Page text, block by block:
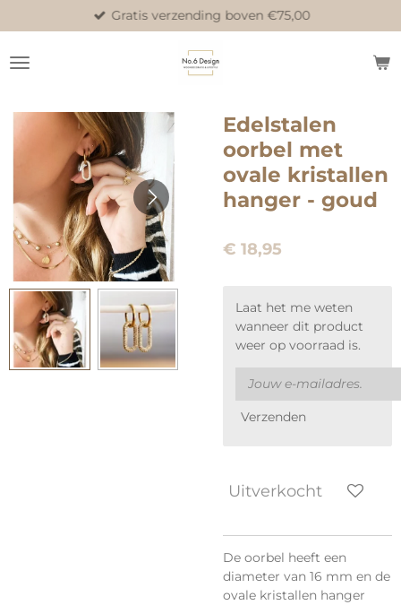
direct
naar
de
Gratis verzending boven €75,00
Edelstalen
oorbel met
ovale kristallen
hanger - goud
€ 18,95
Laat het me weten
wanneer dit product
weer op voorraad is.
Verzenden
Uitverkocht
De oorbel heeft een
diameter van 16 mm en de
ovale kristallen hanger